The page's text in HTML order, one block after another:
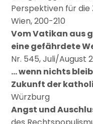
Perspektiven für
Wien, 200-210
Vom Vatikan aus
eine gefährdete
Nr. 545, Juli/August
… wenn nichts
Zukunft der
Würzburg
Angst und